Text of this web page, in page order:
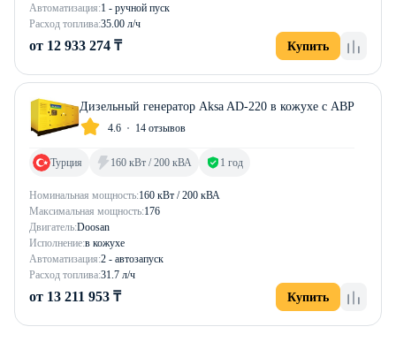
Автоматизация:1 - ручной пуск
Расход топлива:35.00 л/ч
от 12 933 274 ₸ Купить
Дизельный генератор Aksa AD-220 в кожухе с АВР
4.6 14 отзывов
Номинальная мощность:160 кВт / 200 кВА
Максимальная мощность:176
Двигатель:Doosan
Исполнение:в кожухе
Автоматизация:2 - автозапуск
Расход топлива:31.7 л/ч
Турция 160 кВт / 200 кВА 1 год
от 13 211 953 ₸ Купить